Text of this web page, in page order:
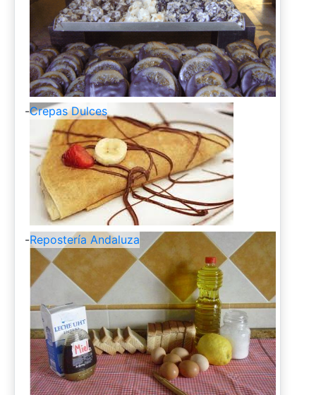
-Crepas Dulces
-Repostería Andaluza